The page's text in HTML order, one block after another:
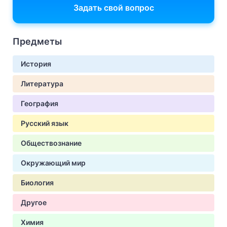
Задать свой вопрос
Предметы
История
Литература
География
Русский язык
Обществознание
Окружающий мир
Биология
Другое
Химия